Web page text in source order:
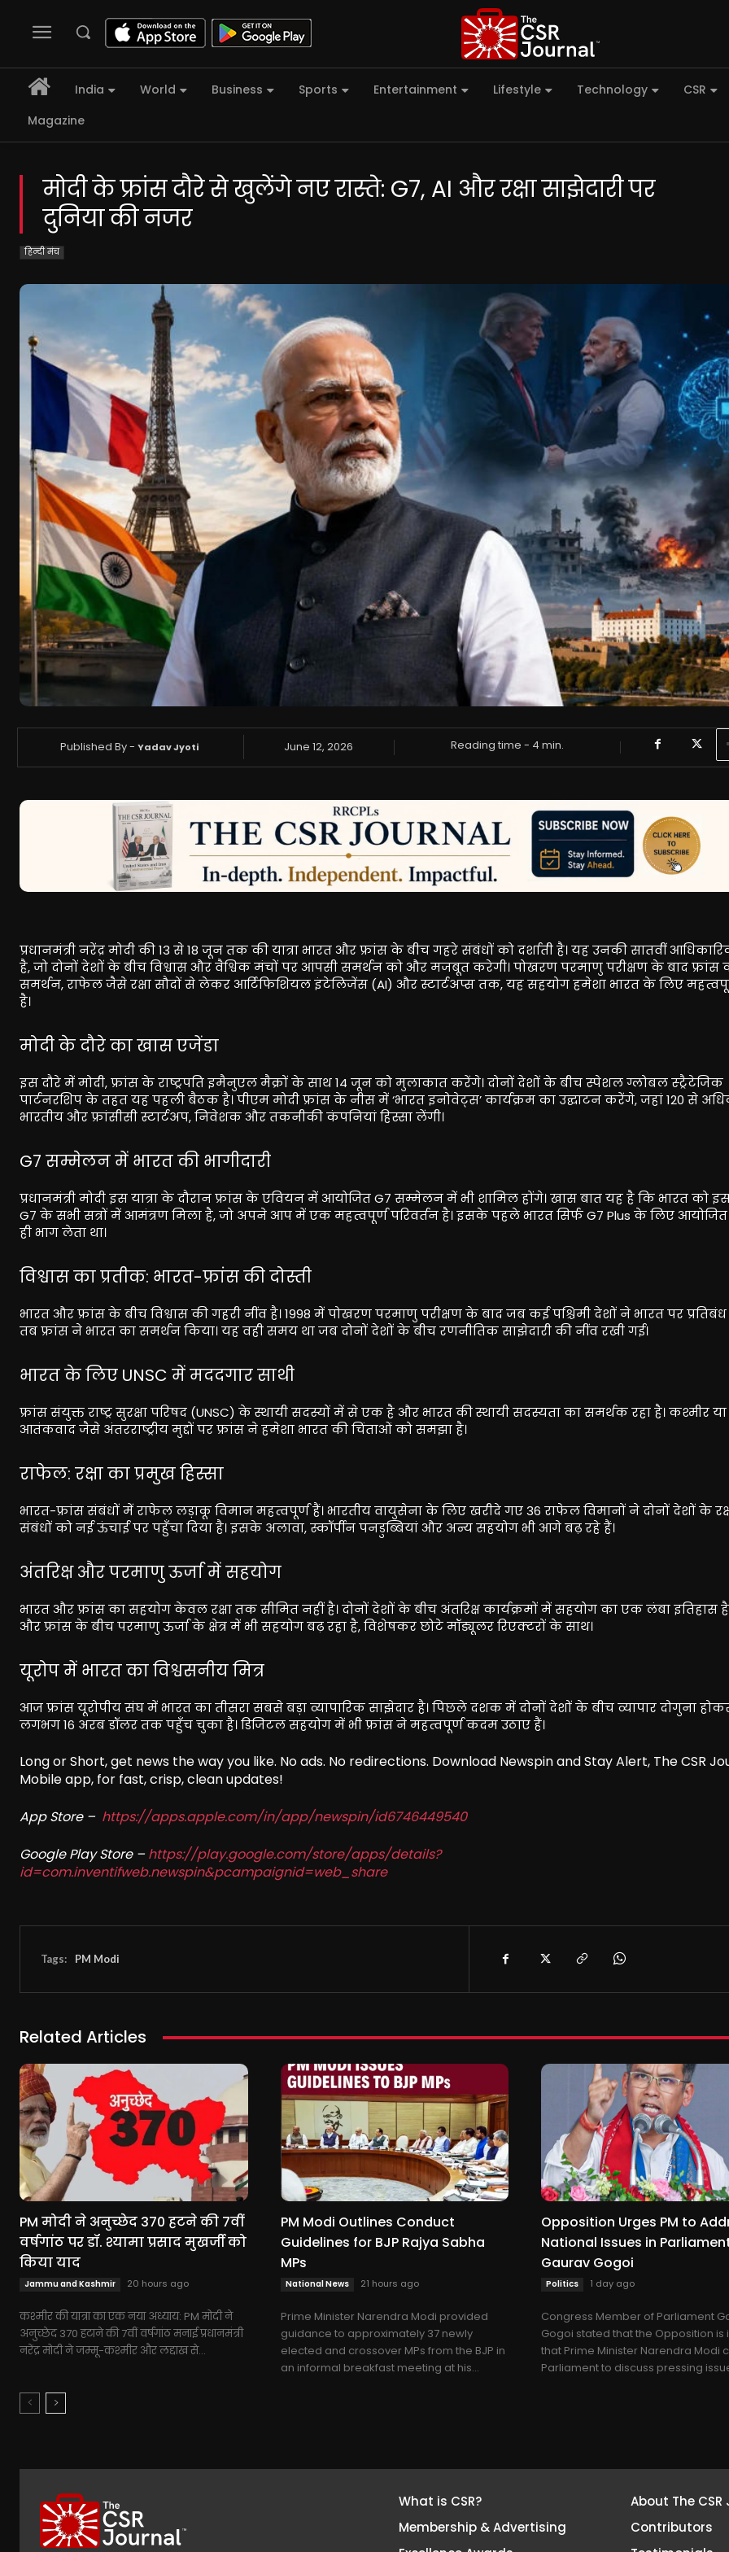
India World Business Sports Entertainment Lifestyle Technology CSR
Magazine
मोदी के फ्रांस दौरे से खुलेंगे नए रास्ते: G7, AI और रक्षा साझेदारी पर
दुनिया की नजर
हिन्दी मंच
Published By - Yadav Jyoti June 12, 2026 Reading time - 4 min.
प्रधानमंत्री नरेंद्र मोदी की 13 से 18 जून तक की यात्रा भारत और फ्रांस के बीच गहरे संबंधों को दर्शाती है। यह उनकी सातवीं
है, जो दोनों देशों के बीच विश्वास और वैश्विक मंचों पर आपसी समर्थन को और मजबूत करेगी। पोखरण परमाणु परीक्षण के बाद फ्रांस
समर्थन, राफेल जैसे रक्षा सौदों से लेकर आर्टिफिशियल इंटेलिजेंस (AI) और स्टार्टअप्स तक, यह सहयोग हमेशा भारत के लिए
है।
मोदी के दौरे का खास एजेंडा
इस दौरे में मोदी, फ्रांस के राष्ट्रपति इमैनुएल मैक्रों के साथ 14 जून को मुलाकात करेंगे। दोनों देशों के बीच स्पेशल ग्लोबल स्ट्रैटेजिक
पार्टनरशिप के तहत यह पहली बैठक है। पीएम मोदी फ्रांस के नीस में ‘भारत इनोवेट्स’ कार्यक्रम का उद्घाटन करेंगे, जहां 120 से
भारतीय और फ्रांसीसी स्टार्टअप, निवेशक और तकनीकी कंपनियां हिस्सा लेंगी।
G7 सम्मेलन में भारत की भागीदारी
प्रधानमंत्री मोदी इस यात्रा के दौरान फ्रांस के एवियन में आयोजित G7 सम्मेलन में भी शामिल होंगे। खास बात यह है कि भारत को
G7 के सभी सत्रों में आमंत्रण मिला है, जो अपने आप में एक महत्वपूर्ण परिवर्तन है। इसके पहले भारत सिर्फ G7 Plus के लिए आयोजित
ही भाग लेता था।
विश्वास का प्रतीक: भारत-फ्रांस की दोस्ती
भारत और फ्रांस के बीच विश्वास की गहरी नींव है। 1998 में पोखरण परमाणु परीक्षण के बाद जब कई पश्चिमी देशों ने भारत पर
तब फ्रांस ने भारत का समर्थन किया। यह वही समय था जब दोनों देशों के बीच रणनीतिक साझेदारी की नींव रखी गई।
भारत के लिए UNSC में मददगार साथी
फ्रांस संयुक्त राष्ट्र सुरक्षा परिषद (UNSC) के स्थायी सदस्यों में से एक है और भारत की स्थायी सदस्यता का समर्थक रहा है। कश्मीर या
आतंकवाद जैसे अंतरराष्ट्रीय मुद्दों पर फ्रांस ने हमेशा भारत की चिंताओं को समझा है।
राफेल: रक्षा का प्रमुख हिस्सा
भारत-फ्रांस संबंधों में राफेल लड़ाकू विमान महत्वपूर्ण हैं। भारतीय वायुसेना के लिए खरीदे गए 36 राफेल विमानों ने दोनों देशों के
संबंधों को नई ऊंचाई पर पहुँचा दिया है। इसके अलावा, स्कॉर्पीन पनडुब्बियां और अन्य सहयोग भी आगे बढ़ रहे हैं।
अंतरिक्ष और परमाणु ऊर्जा में सहयोग
भारत और फ्रांस का सहयोग केवल रक्षा तक सीमित नहीं है। दोनों देशों के बीच अंतरिक्ष कार्यक्रमों में सहयोग का एक लंबा इतिहास
और फ्रांस के बीच परमाणु ऊर्जा के क्षेत्र में भी सहयोग बढ़ रहा है, विशेषकर छोटे मॉड्यूलर रिएक्टरों के साथ।
यूरोप में भारत का विश्वसनीय मित्र
आज फ्रांस यूरोपीय संघ में भारत का तीसरा सबसे बड़ा व्यापारिक साझेदार है। पिछले दशक में दोनों देशों के बीच व्यापार दोगुना
लगभग 16 अरब डॉलर तक पहुँच चुका है। डिजिटल सहयोग में भी फ्रांस ने महत्वपूर्ण कदम उठाए हैं।
Long or Short, get news the way you like. No ads. No redirections. Download Newspin and Stay Alert, The CSR
Mobile app, for fast, crisp, clean updates!
App Store – https://apps.apple.com/in/app/newspin/id6746449540
Google Play Store – https://play.google.com/store/apps/details?
id=com.inventifweb.newspin&pcampaignid=web_share
Tags: PM Modi
Related Articles
PM मोदी ने अनुच्छेद 370 हटने की 7वीं
वर्षगांठ पर डॉ. श्यामा प्रसाद मुखर्जी को
किया याद
Jammu and Kashmir 20 hours ago
कश्मीर की यात्रा का एक नया अध्याय: PM मोदी ने
अनुच्छेद 370 हटाने की 7वीं वर्षगांठ मनाई प्रधानमंत्री
नरेंद्र मोदी ने जम्मू-कश्मीर और लद्दाख से...
PM Modi Outlines Conduct
Guidelines for BJP Rajya Sabha
MPs
National News 21 hours ago
Prime Minister Narendra Modi provided
guidance to approximately 37 newly
elected and crossover MPs from the BJP in
an informal breakfast meeting at his...
Opposition Urges PM to
National Issues in
Gaurav Gogoi
Politics 1 day ago
Congress Member of Parliament
Gogoi stated that the Opposition is
that Prime Minister Narendra Modi
Parliament to discuss pressing
What is CSR?
Membership & Advertising
About The
Contributors